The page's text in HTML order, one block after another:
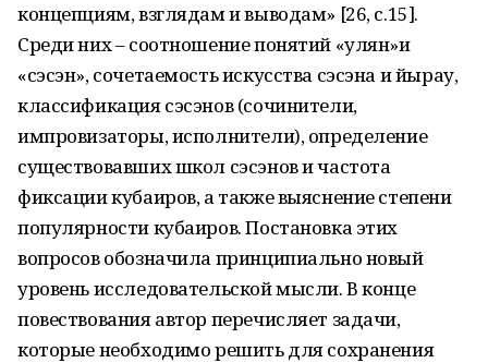
концепциям, взглядам и выводам» [26, с.15].
Среди них – соотношение понятий «улян»и
«сэсэн», сочетаемость искусства сэсэна и йырау,
классификация сэсэнов (сочинители,
импровизаторы, исполнители), определение
существовавших школ сэсэнов и частота
фиксации кубаиров, а также выяснение степени
популярности кубаиров. Постановка этих
вопросов обозначила принципиально новый
уровень исследовательской мысли. В конце
повествования автор перечисляет задачи,
которые необходимо решить для сохранения